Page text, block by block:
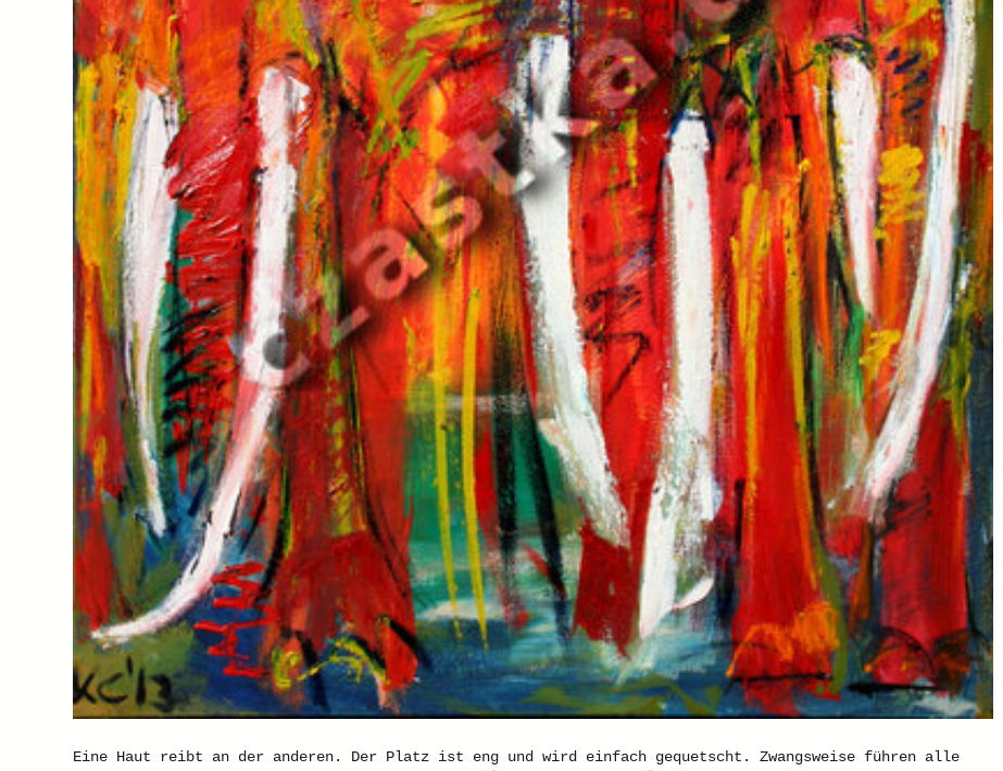
Eine Haut reibt an der anderen. Der Platz ist eng und wird einfach gequetscht. Zwangsweise führen alle